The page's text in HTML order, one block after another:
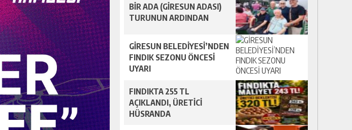
BİR ADA (GİRESUN ADASI)
TURUNUN ARDINDAN
GİRESUN BELEDİYESİ’NDEN
FINDIK SEZONU ÖNCESİ
UYARI
FINDIKTA 255 TL
AÇIKLANDI, ÜRETİCİ
HÜSRANDA